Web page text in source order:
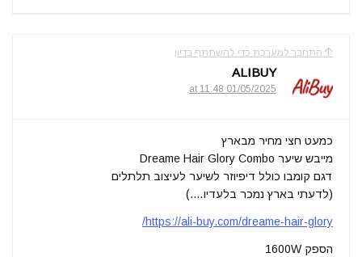
התחבר למערכת כדי להשתתף בדיון
ALIBUY
01/05/2025 at 11:48
כמעט חצי מחיר מבארץ
מייבש שיער Dreame Hair Glory Combo
דגם קומבו כולל דיפיוזר לשיער לעיצוב תלתלים
(לדעתי בארץ נמכר בלעדיו….)
https://ali-buy.com/dreame-hair-glory/
הספק 1600W